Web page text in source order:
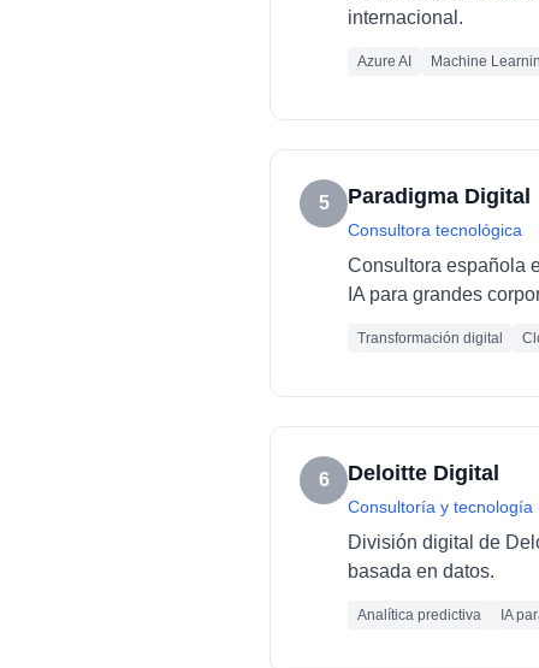
internacional.
Azure AI Machine
5 Paradigma Digital
Consultora tecnológica
Consultora española
IA para grandes
Transformación digital
6 Deloitte Digital
Consultoría y tecnología
División digital de
basada en datos.
Analítica predictiva IA